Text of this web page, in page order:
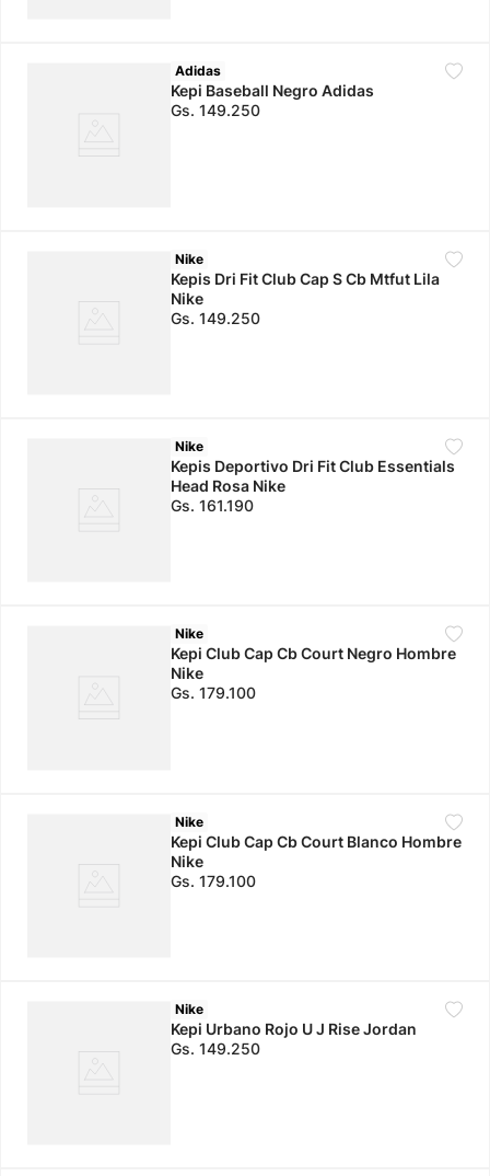
Adidas
Kepi Baseball Negro Adidas
Gs. 149.250
Nike
Kepis Dri Fit Club Cap S Cb Mtfut Lila
Nike
Gs. 149.250
Nike
Kepis Deportivo Dri Fit Club Essentials
Head Rosa Nike
Gs. 161.190
Nike
Kepi Club Cap Cb Court Negro Hombre
Nike
Gs. 179.100
Nike
Kepi Club Cap Cb Court Blanco Hombre
Nike
Gs. 179.100
Nike
Kepi Urbano Rojo U J Rise Jordan
Gs. 149.250